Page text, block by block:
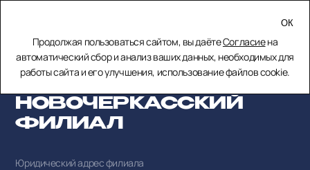
ЗАКРЫТЬ
Главная Потребителям Новочеркасский филиал
НОВОЧЕРКАССКИЙ
ФИЛИАЛ
Юридический адрес филиала
Продолжая пользоваться сайтом, вы даётеСогласиена
автоматический сбор и анализ ваших данных, необходимых для
работы сайта и его улучшения, использование файлов cookie.